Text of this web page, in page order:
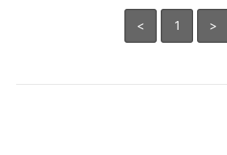
< 1 >